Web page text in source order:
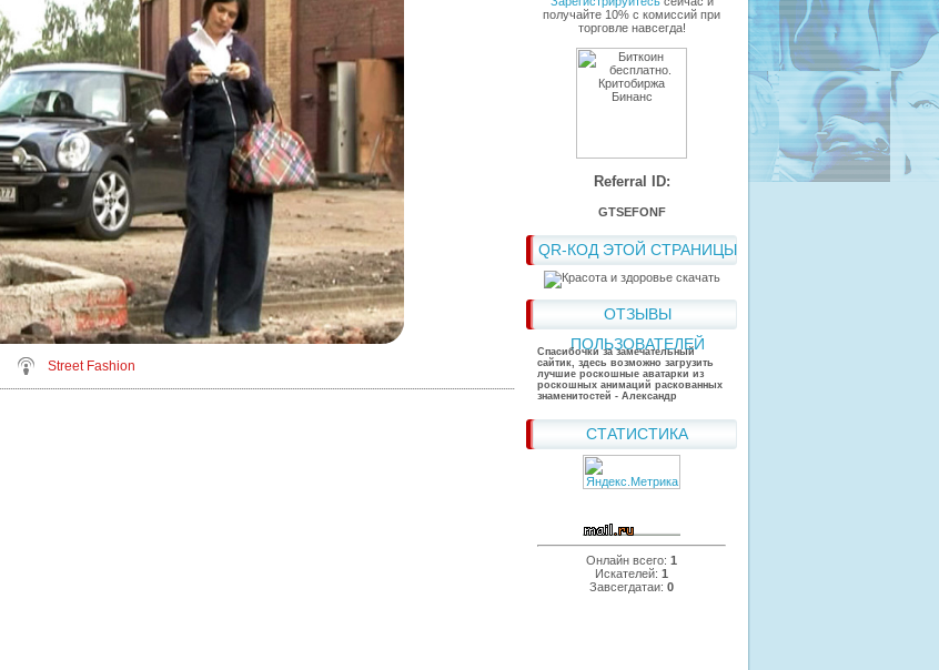
получайте 10% с комиссий при
торговле навсегда!
Referral ID:
GTSEFONF
QR-КОД ЭТОЙ СТРАНИЦЫ
ОТЗЫВЫ
ПОЛЬЗОВАТЕЛЕЙ
Спасибочки за замечательный
сайтик, здесь возможно загрузить
лучшие роскошные аватарки из
роскошных анимаций раскованных
знаменитостей - Александр
СТАТИСТИКА
Онлайн всего: 1
Искателей: 1
Завсегдатаи: 0
Street Fashion